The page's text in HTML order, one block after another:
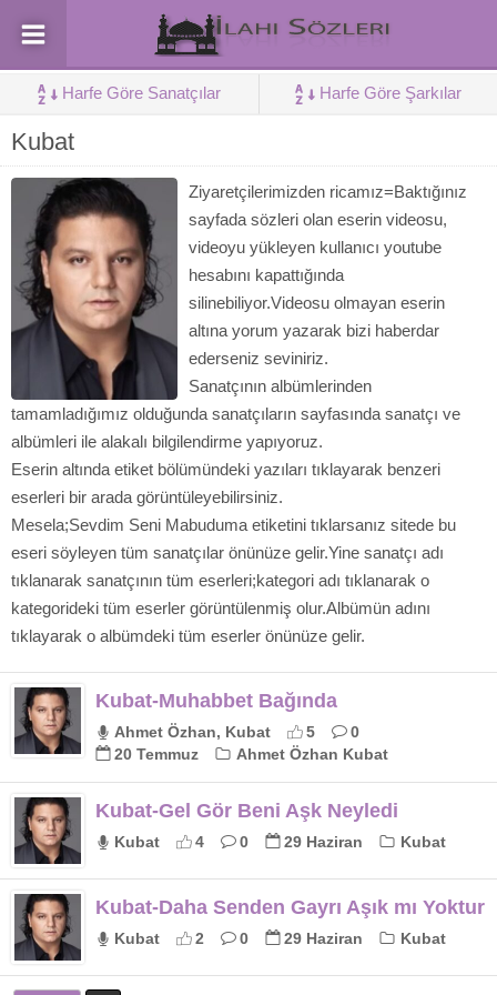
Harfe Göre Sanatçılar Harfe Göre Şarkılar
Kubat
Ziyaretçilerimizden ricamız=Baktığınız
sayfada sözleri olan eserin videosu,
videoyu yükleyen kullanıcı youtube
hesabını kapattığında
silinebiliyor.Videosu olmayan eserin
altına yorum yazarak bizi haberdar
ederseniz seviniriz.
Sanatçının albümlerinden
tamamladığımız olduğunda sanatçıların sayfasında sanatçı ve
albümleri ile alakalı bilgilendirme yapıyoruz.
Eserin altında etiket bölümündeki yazıları tıklayarak benzeri
eserleri bir arada görüntüleyebilirsiniz.
Mesela;Sevdim Seni Mabuduma etiketini tıklarsanız sitede bu
eseri söyleyen tüm sanatçılar önünüze gelir.Yine sanatçı adı
tıklanarak sanatçının tüm eserleri;kategori adı tıklanarak o
kategorideki tüm eserler görüntülenmiş olur.Albümün adını
tıklayarak o albümdeki tüm eserler önünüze gelir.
Kubat-Muhabbet Bağında
Ahmet Özhan, Kubat 5
0
20 Temmuz
Ahmet Özhan Kubat
Kubat-Gel Gör Beni Aşk Neyledi
Kubat 4 0 29 Haziran Kubat
Kubat-Daha Senden Gayrı Aşık mı Yoktur
Kubat 2 0 29 Haziran Kubat